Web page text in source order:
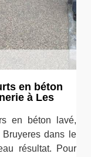
en béton
à Les
en béton lavé,
dans le
résultat. Pour